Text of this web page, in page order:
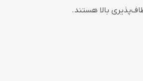
بالا هستند.